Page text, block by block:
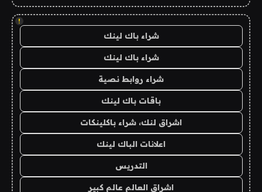
!
شراء باك لينك
شراء باك لينك
شراء روابط نصية
باقات باك لينك
اشراق لنك، شراء باكلينكات
اعلانات الباك لينك
التدريس
اشراق العالم عالم كبير